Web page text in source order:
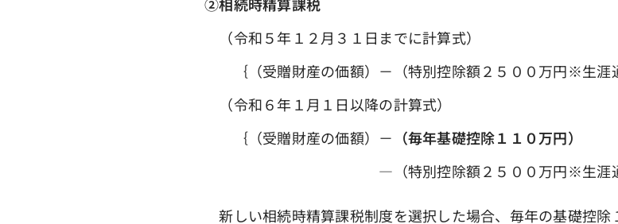
（令和５年１２月３１日までに計算式）
｛（受贈財産の価額）－（特別控除額２５００万円※生涯
（令和６年１月１日以降の計算式）
｛（受贈財産の価額）－ （毎年基礎控除１１０万円）
―（特別控除額２５００万円※生涯通算
新しい相続時精算課税制度を選択した場合、毎年の基礎控